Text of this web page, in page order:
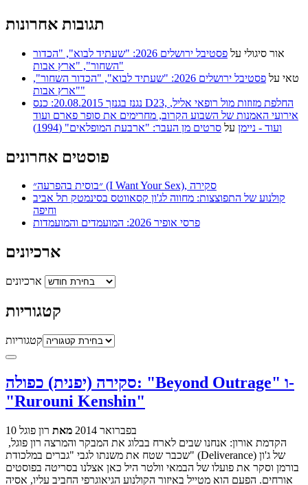
תגובות אחרונות
אור סיגולי על
פסטיבל ירושלים 2026: "שעתיד לבוא", "הכדור
השחור", "ארץ אבות"
טאי על
פסטיבל ירושלים 2026: "שעתיד לבוא", "הכדור השחור",
"ארץ אבות"
נגנז בגנזך 20.08.2015: כנס D23, החלפת מזוזות מול רופאי אליל,
אירועי האמנות של השבוע הקרוב, מחרימים את סופר פארם ועוד
ועוד - ניימן על סרטים מן העבר: "ארבעת המופלאים" (1994)
פוסטים אחרונים
״בוסית בהפרעה״ (I Want Your Sex), סקירה
קולנוע של התפוצצות: מחווה לג'ון קסאווטס בסינמטק תל אביב
וחיפה
פרסי אופיר 2026: המועמדים והמועמדות
ארכיונים
ארכיונים
קטגוריות
קטגוריות
סקירה (יפנית) כפולה: "Beyond Outrage" ו-
"Rurouni Kenshin"
10 בפברואר 2014 מאת רון פוגל
שכבר שטח את משנתו לגבי "גברים במלכודת" (Deliverance) של ג'ון
בורמן וסקר את פועלו של הבמאי וולטר היל כאן אצלנו בסריטה בפוסטים
אורחים. הפעם הוא מטייל באיזור הקולנוע הגיאוגרפי החביב עליו, אסיה